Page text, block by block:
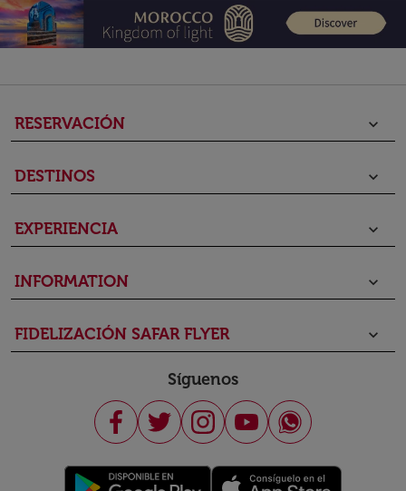
RESERVACIÓN keyboard_arrow_down
DESTINOS keyboard_arrow_down
EXPERIENCIA keyboard_arrow_down
INFORMATION keyboard_arrow_down
FIDELIZACIÓN SAFAR FLYER keyboard_arrow_down
Síguenos